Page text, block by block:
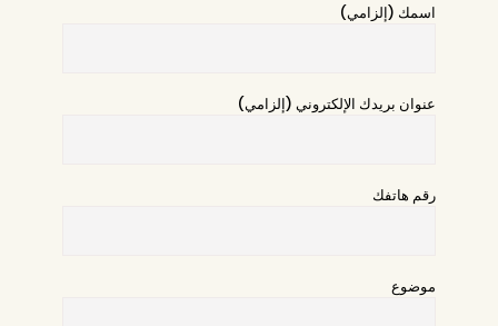
اسمك (إلزامي)
عنوان بريدك الإلكتروني (إلزامي)
رقم هاتفك
موضوع